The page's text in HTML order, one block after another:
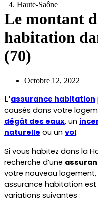
Haute-Saône
Le montant
habitation
(70)
Octobre 12, 2022
L’assurance habitation
dégât des eaux, un
naturelle ou un vol.
Si vous habitez dans la
recherche d’une
votre nouveau
assurance habitation
variations suivantes :